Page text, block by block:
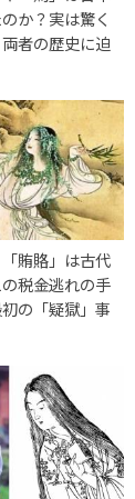
か？実は驚く
者の歴史に迫
賄賂」は古代
税金逃れの手
の「疑獄」事